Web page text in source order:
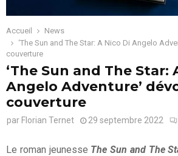
Accueil
News
‘The Sun and The Star: A Nico Di Angelo
couverture
‘The Sun and The Star:
Angelo Adventure’
couverture
par Florian Ternet 29 septembre 2022
Le roman jeunesse The Sun and The